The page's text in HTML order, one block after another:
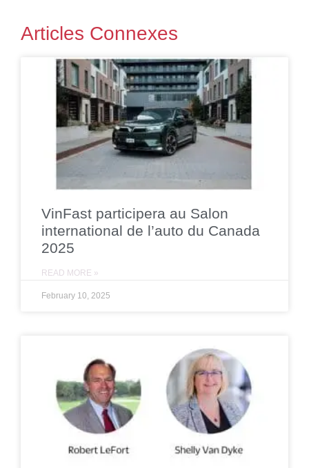
Articles Connexes
VinFast participera au Salon
international de l’auto du Canada
2025
READ MORE »
February 10, 2025